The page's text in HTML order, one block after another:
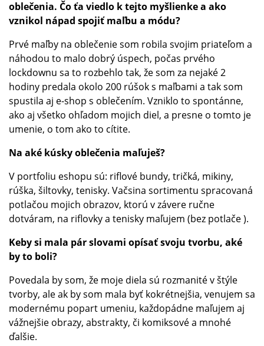
oblečenia. Čo ťa viedlo k tejto myšlienke a ako
vznikol nápad spojiť maľbu a módu?
Prvé maľby na oblečenie som robila svojim priateľom a
náhodou to malo dobrý úspech, počas prvého
lockdownu sa to rozbehlo tak, že som za nejaké 2
hodiny predala okolo 200 rúšok s maľbami a tak som
spustila aj e-shop s oblečením. Vzniklo to spontánne,
ako aj všetko ohľadom mojich diel, a presne o tomto je
umenie, o tom ako to cítite.
Na aké kúsky oblečenia maľuješ?
V portfoliu eshopu sú: riflové bundy, tričká, mikiny,
rúška, šiltovky, tenisky. Vačsina sortimentu spracovaná
potlačou mojich obrazov, ktorú v závere ručne
dotváram, na riflovky a tenisky maľujem (bez potlače ).
Keby si mala pár slovami opísať svoju tvorbu, aké
by to boli?
Povedala by som, že moje diela sú rozmanité v štýle
tvorby, ale ak by som mala byť kokrétnejšia, venujem sa
modernému popart umeniu, každopádne maľujem aj
vážnejšie obrazy, abstrakty, či komiksové a mnohé
ďalšie.